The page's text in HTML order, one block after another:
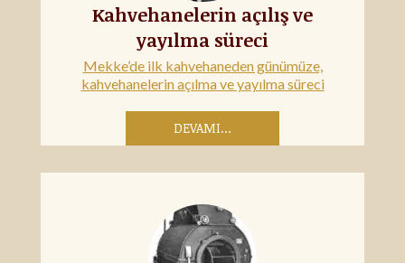
Kahvehanelerin açılış ve
yayılma süreci
Mekke’de ilk kahvehaneden günümüze,
kahvehanelerin açılma ve yayılma süreci
DEVAMI…